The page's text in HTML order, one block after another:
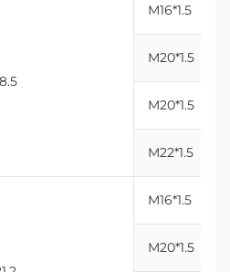
M16*1.5
M20*1.5
M20*1.5
M22*1.5
M16*1.5
M20*1.5